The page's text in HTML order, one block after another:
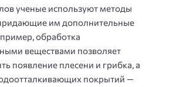
ученые используют методы
им дополнительные
обработка
веществами позволяет
появление плесени и грибка, а
покрытий —